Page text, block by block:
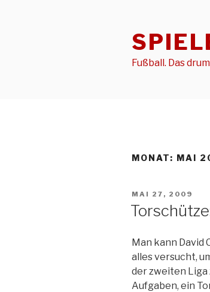
Fußball. Das
MONAT: MAI
MAI 27, 2009
Man kann
alles versucht,
der zweiten Liga
Aufgaben, ein